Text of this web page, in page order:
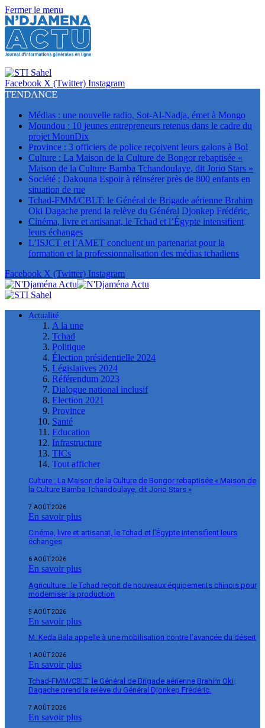
Fermer le menu
Facebook X (Twitter) Instagram
TENDANCE
Médias : une nouvelle radio, Sot-Al-Nadja, émet à Mongo
Moundou : 10 jeunes entrepreneurs retenus dans le cadre du
projet MounDix
Province : 3 officiers de police reçoivent leurs galons à Bol
Culture : La Maison de la Culture de Bongor rebaptisée «
Maison de la Culture Bamba Tchandoulaye, dit Jorio Stars »
Société : Dakouna Espoir à réinsérer près de 800 enfants en
situation de rue
Tchad-FMM/CBLT: le Général de Brigade aérienne Brahim
Oki Dagache prend la relève du Général Djonkep Frédéric.
Cinéma, livre et artisanat, le Tchad et l’Égypte intensifient
leurs échanges
L’ISJCT et l’AMET concluent un partenariat pour la
formation et la professionnalisation des médias tchadiens
Facebook X (Twitter) Instagram
Actualité
A la une
Tchad
Politique
Élection présidentielle 2024
Législatives 2024
Référendum 2023
Dialogue national inclusif
Election 2021
Province
Santé
Education
Infrastructure
TICs
Tout afficher
Culture : La Maison de la Culture de Bongor rebaptisée « Maison de
la Culture Bamba Tchandoulaye, dit Jorio Stars »
7 AOÛT 2026
En savoir plus
Cinéma, livre et artisanat, le Tchad et l’Égypte intensifient leurs
échanges
6 AOÛT 2026
En savoir plus
Agriculture : le Tchad reçoit de nouveaux équipements chinois pour
moderniser la production
5 AOÛT 2026
En savoir plus
M. Keda Bala appelle à une mobilisation contre l’avancée du désert
1 AOÛT 2026
En savoir plus
Tchad-FMM/CBLT: le Général de Brigade aérienne Brahim Oki
Dagache prend la relève du Général Djonkep Frédéric.
7 AOÛT 2026
En savoir plus